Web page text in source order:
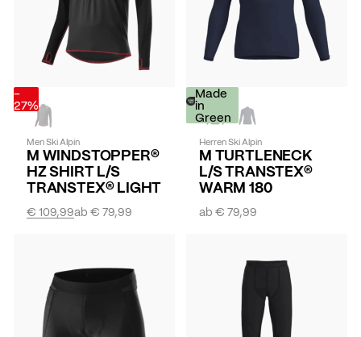
-
27%
Men Ski Alpin
M WINDSTOPPER®
HZ SHIRT L/S
TRANSTEX® LIGHT
ab€ 79,99
€ 109,99
Made
in
Green
Herren Ski Alpin
M TURTLENECK
L/S TRANSTEX®
WARM 180
ab€ 79,99